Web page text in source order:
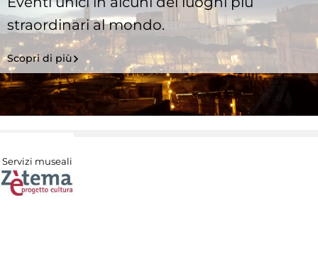
straordinari al mondo.
Scopri di più
Servizi museali